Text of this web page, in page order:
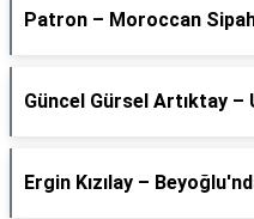
Patron – Moroccan
Güncel Gürsel Artıktay
Ergin Kızılay –